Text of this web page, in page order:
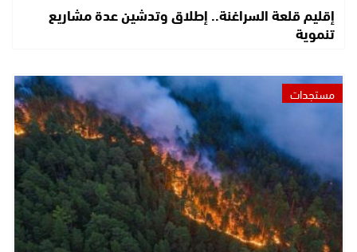
إقليم قلعة السراغنة.. إطلاق وتدشين عدة مشاريع
تنموية
مستجدات